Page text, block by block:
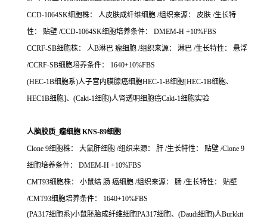
CCD-1064SK细胞株： 人皮肤成纤维细胞 /组织来源： 皮肤 /生长特
性： 贴壁 /CCD-1064SK细胞培养条件： DMEM-H +10%FBS
CCRF-SB细胞株： 人B淋巴 瘤细胞 /组织来源： 淋巴 /生长特性： 悬浮
/CCRF-SB细胞培养条件： 1640+10%FBS
(HEC-1B细胞系)人子宫内膜腺癌细胞HEC-1-B细胞[HEC-1B细胞、
HEC1B细胞]、(Caki-1细胞)人肾透明细胞癌Caki-1细胞实验
人脑胶质_瘤细胞 KNS-89细胞
Clone 9细胞株： 大鼠肝细胞 /组织来源： 肝 /生长特性： 贴壁 /Clone 9
细胞培养条件： DMEM-H +10%FBS
CMT93细胞株： 小鼠结 肠 癌细胞 /组织来源： 肠 /生长特性： 贴壁
/CMT93细胞培养条件： 1640+10%FBS
(PA317细胞系)小鼠胚胎成纤维细胞PA317细胞、(Daudi细胞)人Burkkit